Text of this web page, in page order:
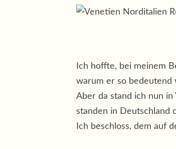
Ich hoffte, bei meinem
warum er so bedeutend
Aber da stand ich nun in
standen in Deutschland
Ich beschloss, dem auf